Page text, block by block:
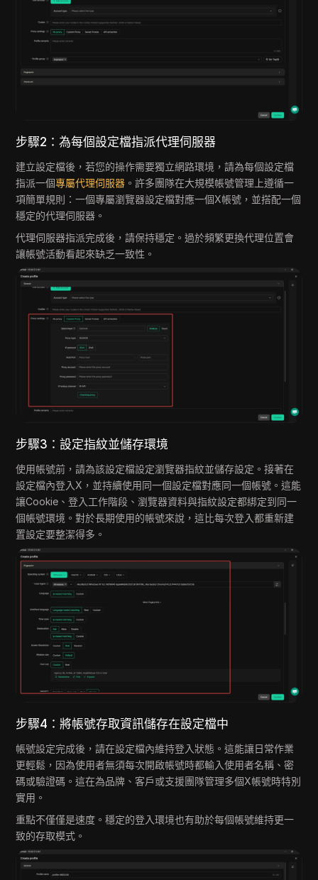
步驟2：為每個設定檔指派代理伺服器
建立設定檔後，若您的操作需要獨立網路環境，請為每個設定檔
指派一個專屬代理伺服器 。許多團隊在大規模帳號管理上遵循一
項簡單規則：一個專屬瀏覽器設定檔對應一個X帳號，並搭配一個
穩定的代理伺服器。
代理伺服器指派完成後，請保持穩定。過於頻繁更換代理位置會
讓帳號活動看起來缺乏一致性。
步驟3：設定指紋並儲存環境
使用帳號前，請為該設定檔設定瀏覽器指紋並儲存設定。接著在
設定檔內登入X，並持續使用同一個設定檔對應同一個帳號。這能
讓Cookie、登入工作階段、瀏覽器資料與指紋設定都綁定到同一
個帳號環境。對於長期使用的帳號來說，這比每次登入都重新建
置設定要整潔得多。
步驟4：將帳號存取資訊儲存在設定檔中
帳號設定完成後，請在設定檔內維持登入狀態。這能讓日常作業
更輕鬆，因為使用者無須每次開啟帳號時都輸入使用者名稱、密
碼或驗證碼。這在為品牌、客戶或支援團隊管理多個X帳號時特別
實用。
重點不僅僅是速度。穩定的登入環境也有助於每個帳號維持更一
致的存取模式。